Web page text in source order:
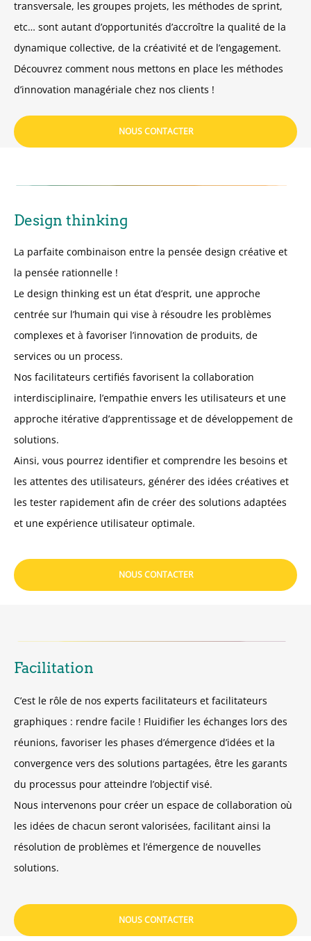
transversale, les groupes projets, les méthodes de sprint,
etc… sont autant d’opportunités d’accroître la qualité de la
dynamique collective, de la créativité et de l’engagement.
Découvrez comment nous mettons en place les méthodes
d’innovation managériale chez nos clients !
NOUS CONTACTER
Design thinking
La parfaite combinaison entre la pensée design créative et
la pensée rationnelle !
Le design thinking est un état d’esprit, une approche
centrée sur l’humain qui vise à résoudre les problèmes
complexes et à favoriser l’innovation de produits, de
services ou un process.
Nos facilitateurs certifiés favorisent la collaboration
interdisciplinaire, l’empathie envers les utilisateurs et une
approche itérative d’apprentissage et de développement de
solutions.
Ainsi, vous pourrez identifier et comprendre les besoins et
les attentes des utilisateurs, générer des idées créatives et
les tester rapidement afin de créer des solutions adaptées
et une expérience utilisateur optimale.
NOUS CONTACTER
Facilitation
C’est le rôle de nos experts facilitateurs et facilitateurs
graphiques : rendre facile ! Fluidifier les échanges lors des
réunions, favoriser les phases d’émergence d’idées et la
convergence vers des solutions partagées, être les garants
du processus pour atteindre l’objectif visé.
Nous intervenons pour créer un espace de collaboration où
les idées de chacun seront valorisées, facilitant ainsi la
résolution de problèmes et l’émergence de nouvelles
solutions.
NOUS CONTACTER